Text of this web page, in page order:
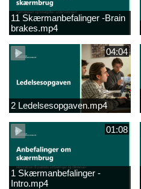
11 Skærmanbefalinger -Brain
brakes.mp4
04:04
2 Ledelsesopgaven.mp4
01:08
1 Skærmanbefalinger -
Intro.mp4